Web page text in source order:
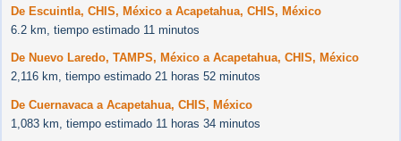
De Escuintla, CHIS, México a Acapetahua, CHIS, México
6.2 km, tiempo estimado 11 minutos
De Nuevo Laredo, TAMPS, México a Acapetahua, CHIS, México
2,116 km, tiempo estimado 21 horas 52 minutos
De Cuernavaca a Acapetahua, CHIS, México
1,083 km, tiempo estimado 11 horas 34 minutos